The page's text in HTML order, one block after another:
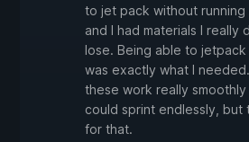
to jet pack without running
and I had materials I really
lose. Being able to
was exactly what I
these work really smoothly
could sprint endlessly, but
for that.